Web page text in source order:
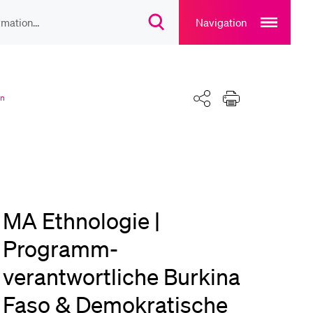
SuchdialogNavigation
main
navigation
Teilen Drucken
MA Ethnologie |
Programm-
verantwortliche Burkina
Faso & Demokratische
Mensa